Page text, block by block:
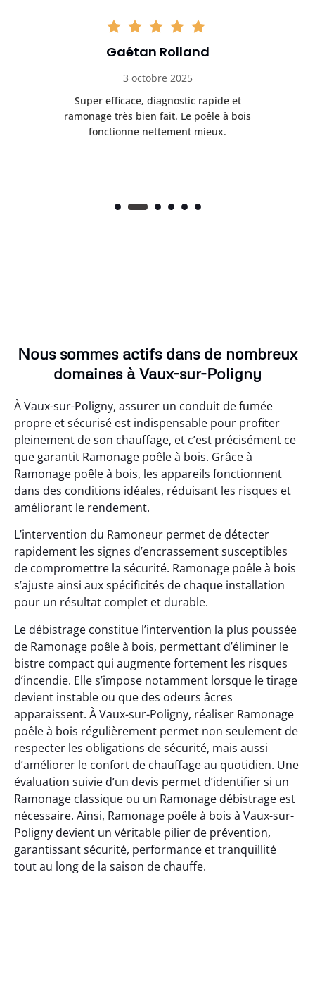
Gaétan Rolland
3 octobre 2025
Super efficace, diagnostic rapide et
ramonage très bien fait. Le poêle à bois
fonctionne nettement mieux.
Nous sommes actifs dans de nombreux
domaines à Vaux-sur-Poligny
À Vaux-sur-Poligny, assurer un conduit de fumée
propre et sécurisé est indispensable pour profiter
pleinement de son chauffage, et c’est précisément ce
que garantit Ramonage poêle à bois. Grâce à
Ramonage poêle à bois, les appareils fonctionnent
dans des conditions idéales, réduisant les risques et
améliorant le rendement.
L’intervention du Ramoneur permet de détecter
rapidement les signes d’encrassement susceptibles
de compromettre la sécurité. Ramonage poêle à bois
s’ajuste ainsi aux spécificités de chaque installation
pour un résultat complet et durable.
Le débistrage constitue l’intervention la plus poussée
de Ramonage poêle à bois, permettant d’éliminer le
bistre compact qui augmente fortement les risques
d’incendie. Elle s’impose notamment lorsque le tirage
devient instable ou que des odeurs âcres
apparaissent. À Vaux-sur-Poligny, réaliser Ramonage
poêle à bois régulièrement permet non seulement de
respecter les obligations de sécurité, mais aussi
d’améliorer le confort de chauffage au quotidien. Une
évaluation suivie d’un devis permet d’identifier si un
Ramonage classique ou un Ramonage débistrage est
nécessaire. Ainsi, Ramonage poêle à bois à Vaux-sur-
Poligny devient un véritable pilier de prévention,
garantissant sécurité, performance et tranquillité
tout au long de la saison de chauffe.